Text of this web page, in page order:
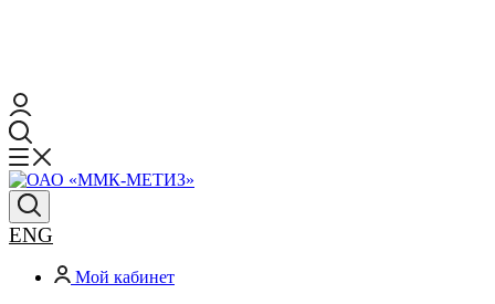
ENG
Мой кабинет